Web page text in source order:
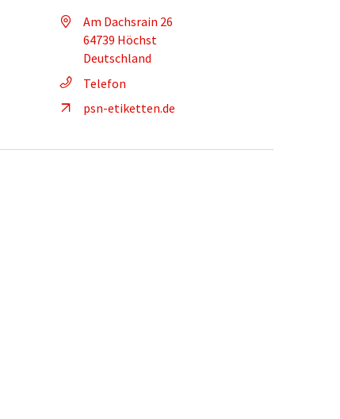
Am Dachsrain 26
64739 Höchst
Deutschland
Telefon
psn-etiketten.de